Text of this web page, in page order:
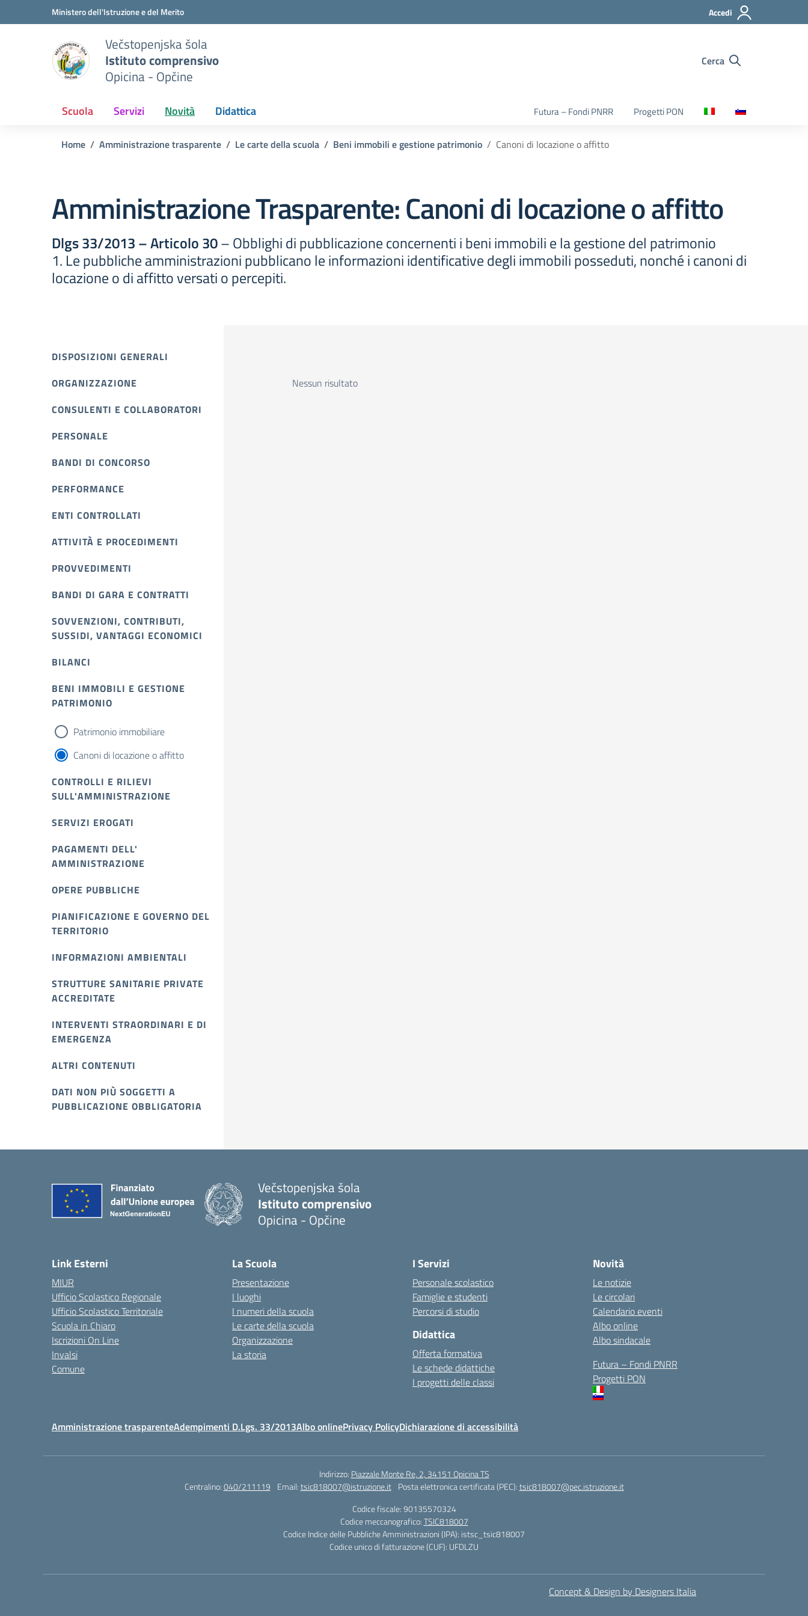
Vai ai contenuti
Vai al menu di navigazioneMinistero dell'Istruzione e del Merito Accedi
Večstopenjska šola
Istituto comprensivo
Opicina - Opčine
Cerca
Scuola Servizi Novità Didattica Futura – Fondi PNRR Progetti PON
Home Amministrazione trasparente Le carte della scuola Beni immobili e gestione patrimonio Canoni di locazione o affitto
Amministrazione Trasparente:Canoni di locazione o affitto
Dlgs 33/2013 – Articolo 30– Obblighi di pubblicazione concernenti i beni immobili e la gestione del patrimonio
1. Le pubbliche amministrazioni pubblicano le informazioni identificative degli immobili posseduti, nonché i canoni di
locazione o di affitto versati o percepiti.
DISPOSIZIONI GENERALI
ORGANIZZAZIONE
CONSULENTI E COLLABORATORI
PERSONALE
BANDI DI CONCORSO
PERFORMANCE
ENTI CONTROLLATI
ATTIVITÀ E PROCEDIMENTI
PROVVEDIMENTI
BANDI DI GARA E CONTRATTI
SOVVENZIONI, CONTRIBUTI,
SUSSIDI, VANTAGGI ECONOMICI
BILANCI
BENI IMMOBILI E GESTIONE
PATRIMONIO
Patrimonio immobiliare
Canoni di locazione o affitto
CONTROLLI E RILIEVI
SULL'AMMINISTRAZIONE
SERVIZI EROGATI
PAGAMENTI DELL'
AMMINISTRAZIONE
OPERE PUBBLICHE
PIANIFICAZIONE E GOVERNO DEL
TERRITORIO
INFORMAZIONI AMBIENTALI
STRUTTURE SANITARIE PRIVATE
ACCREDITATE
INTERVENTI STRAORDINARI E DI
EMERGENZA
ALTRI CONTENUTI
DATI NON PIÙ SOGGETTI A
PUBBLICAZIONE OBBLIGATORIA
Nessun risultato
Večstopenjska šola
Istituto comprensivo
Opicina - Opčine
Link Esterni
MIUR
Ufficio Scolastico Regionale
Ufficio Scolastico Territoriale
Scuola in Chiaro
Iscrizioni On Line
Invalsi
Comune
La Scuola
Presentazione
I luoghi
I numeri della scuola
Le carte della scuola
Organizzazione
La storia
I Servizi
Personale scolastico
Famiglie e studenti
Percorsi di studio
Didattica
Offerta formativa
Le schede didattiche
I progetti delle classi
Novità
Le notizie
Le circolari
Calendario eventi
Albo online
Albo sindacale
Futura – Fondi PNRR
Progetti PON
Amministrazione trasparenteAdempimenti D.Lgs. 33/2013Albo onlinePrivacy PolicyDichiarazione di accessibilità
Indirizzo: Piazzale Monte Re, 2, 34151 Opicina TS
Centralino:040/211119 Email:tsic818007@istruzione.it Posta elettronica certificata (PEC):tsic818007@pec.istruzione.it
Codice fiscale: 90135570324
Codice meccanografico:TSIC818007
Codice Indice delle Pubbliche Amministrazioni (IPA): istsc_tsic818007
Codice unico di fatturazione (CUF): UFDLZU
Concept & Design by Designers Italia